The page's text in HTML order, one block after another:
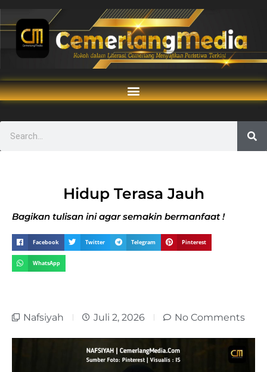
Hidup Terasa Jauh
Bagikan tulisan ini agar semakin bermanfaat !
Facebook Twitter Telegram Pinterest
WhatsApp
Nafsiyah Juli 2, 2026 No Comments